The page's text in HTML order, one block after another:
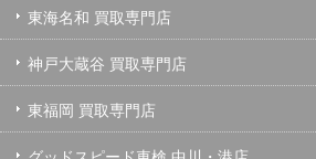
東海名和 買取専門店
神戸大蔵谷 買取専門店
東福岡 買取専門店